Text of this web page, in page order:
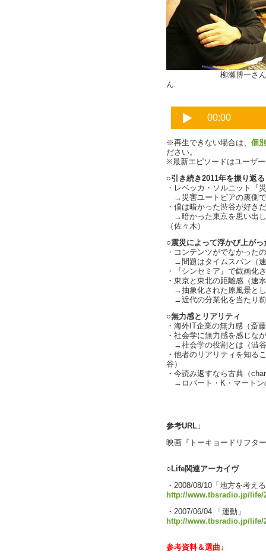
柳瀬博一
ん
※再生できない場合は、 個
ださい。
※最新エピソードはユーザ
○引き続き2011年を振り返る
・レベッカ・ソルニット『
→災害ユートピアの裏側で
・僕は暗かった渋谷が好き
→暗かった東京を思い出し
（佐々木）
○震災によって浮かび上が
・コンテンツがでなかった
→問題はタイムスパン（
・『シンセミア』で戯画化
・東京と東北の距離感（速
→抽象化された原風景と
→近代の分業化を当たり
○無力感とリアリティ
・海外IT企業の無力感（斎
・社会学に無力感を感じな
→社会学の役割とは（澁
・他者のリアリティを知る
谷）
・今読み返すなら古典（
→ロバート・K・マートン
参考URL↓
映画『トーキョードリフ
○Life関連アーカイヴ
・2008/08/10「地方を考え
http://www.tbsradio.jp/life/
・2007/06/04 「運動」
http://www.tbsradio.jp/life/
参考資料＆選曲↓